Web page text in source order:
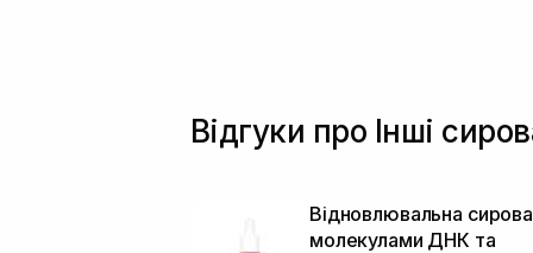
Чайне деревоВідгуки про Інші
Відновлювальна
молекулами ДНК та